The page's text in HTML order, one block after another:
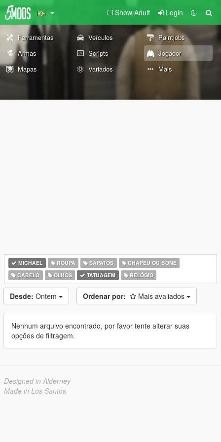
Show Adult Login
Ferramentas Veículos
Paintjobs
Armas
Scripts
Jogador
Mapas
Variados Mais
MICHAEL ROUPA SAPATOS
CHAPÉU OU BONÉ
CABELO
OLHOS TATUAGEM RELÓGIO
Desde: Ontem Ordenar por: Mais avaliados
Nenhum arquivo encontrado, por favor tente alterar suas
opções de filtragem.
Designed in Alderney
Made in Los Santos